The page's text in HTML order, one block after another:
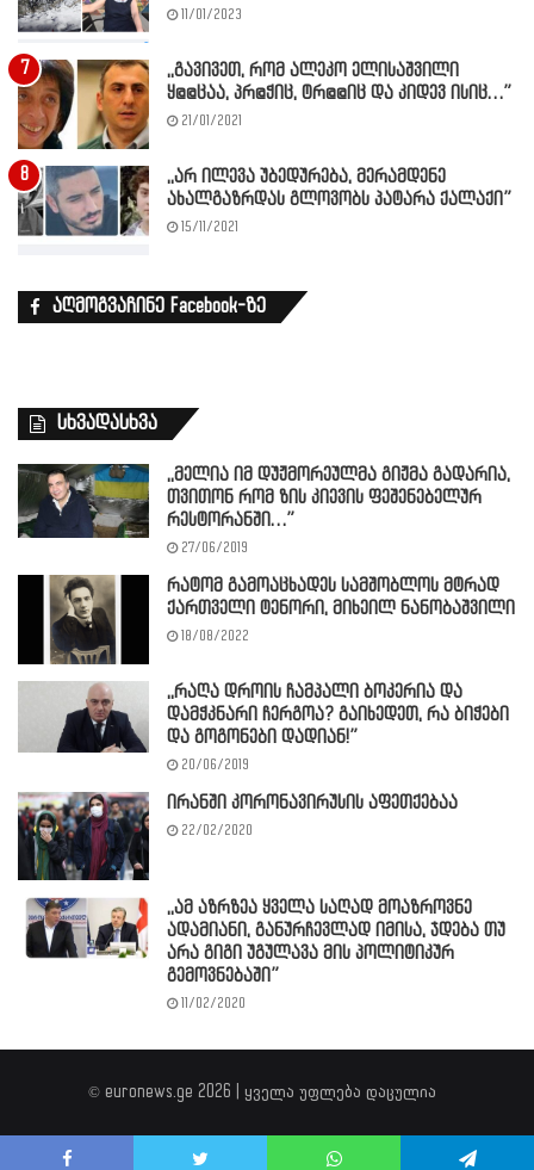
11/01/2023
,,გავივეთ, რომ ალეკო ელისაშვილი
ყ@@ცაა, პრ@ჭიც, ტრ@@იც და კიდევ ისიც…”
21/01/2021
,,არ ილევა უბედურება, მერამდენე
ახალგაზრდას გლოვობს პატარა ქალაქი”
15/11/2021
აღმოგვაჩინე Facebook-ზე
სხვადასხვა
,,მელია იმ დუჟმორეულმა გიჟმა გადარია,
თვითონ რომ ზის კიევის ფეშენებელურ
რესტორანში…”
27/06/2019
რატომ გამოაცხადეს სამშობლოს მტრად
ქართველი ტენორი, მიხეილ ნანობაშვილი
18/08/2022
,,რაღა დროის ჩამპალი ბოკერია და
დამჭკნარი ჩერგოა? გაიხედეთ, რა ბიჭები
და გოგონები დადიან!”
20/06/2019
ირანში კორონავირუსის აფეთქებაა
22/02/2020
,,ამ აზრზეა ყველა საღად მოაზროვნე
ადამიანი, განურჩევლად იმისა, ჯდება თუ
არა გიგი უგულავა მის პოლიტიკურ
გემოვნებაში”
11/02/2020
© euronews.ge 2026 | ყველა უფლება დაცულია